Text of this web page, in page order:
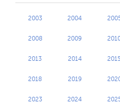
2003 2004
2008 2009
2013 2014 2015
2018 2019
2023 2024